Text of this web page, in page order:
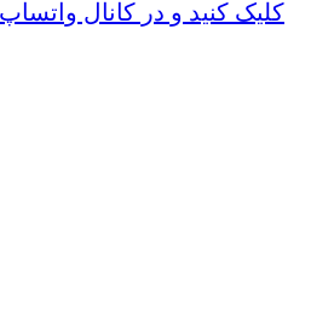
کلیک کنید و در کانال